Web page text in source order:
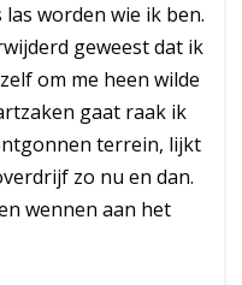
worden wie ik ben.
geweest dat ik
om me heen wilde
gaat raak ik
terrein, lijkt
zo nu en dan.
wennen aan het